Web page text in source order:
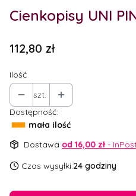
Cienkopisy UNI
Cena
112,80 zł
Ilość
szt.
Dostępność:
mała ilość
Dostawa od 16,00 zł -
Czas wysyłki:24 godziny